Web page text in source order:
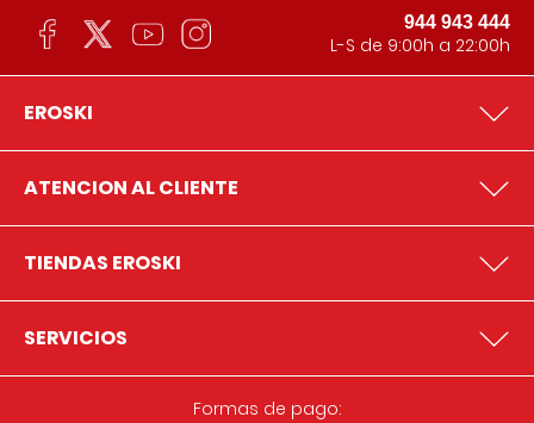
944 943 444
L-S de 9:00h a 22:00h
EROSKI
ATENCION AL CLIENTE
TIENDAS EROSKI
SERVICIOS
Formas de pago: